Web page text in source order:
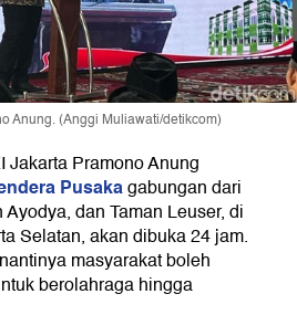
Anung. (Anggi Muliawati/detikcom)
Jakarta Pramono Anung
Pusakagabungan dari
dan Taman Leuser, di
Selatan, akan dibuka 24 jam.
masyarakat boleh
berolahraga hingga